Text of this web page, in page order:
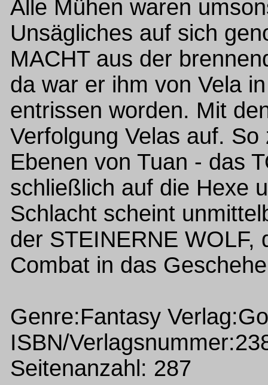
Alle Mühen waren
Unsägliches auf sich
MACHT aus der
da war er ihm von Vela
entrissen worden. Mit
Verfolgung Velas auf.
Ebenen von Tuan - das
schließlich auf die Hexe
Schlacht scheint
der STEINERNE WOLF,
Combat in das
Genre:Fantasy
ISBN/
Seitenanzahl: 287